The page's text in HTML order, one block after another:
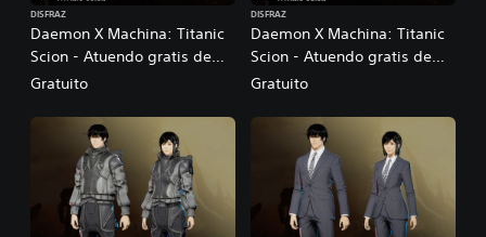
Daemon X Machina: Titanic
Scion - Atuendo gratis de
investigador de Axiom
DISFRAZ
Gratuito
Daemon X Machina: Titanic
Scion - Atuendo gratis de
Iris
DISFRAZ
Gratuito